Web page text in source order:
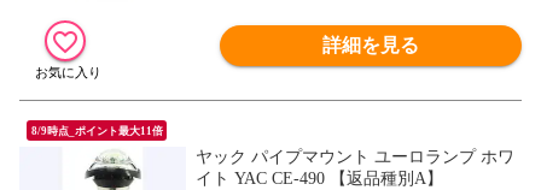
詳細を見る
8/9時点_ポイント最大11倍
ヤック パイプマウント ユーロランプ ホワ
イト YAC CE-490 【返品種別A】